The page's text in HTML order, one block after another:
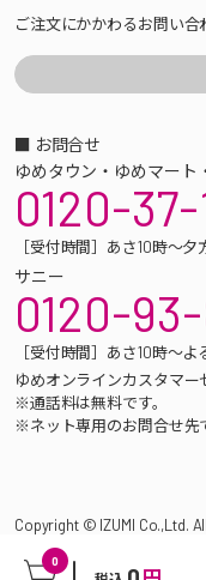
0
ご注文にかかわるお問い合
■ お問合せ
ゆめタウン・ゆめマート
0120-37-
［受付時間］あさ10時～夕
サニー
0120-93-
［受付時間］あさ10時～よ
ゆめオンラインカスタマー
※通話料は無料です。
※ネット専用のお問合せ先
Copyright © IZUMI Co.,Ltd.